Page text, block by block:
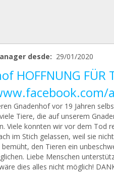
desde: 29/01/2020
HOFFNUNG FÜR
Gnadenhof vor 19 Jahren
Tiere, die auf unserem
Viele konnten wir vor dem Tod
im Stich gelassen, weil sie
bemüht, den Tieren ein
Liebe Menschen
dies alles nicht möglich!